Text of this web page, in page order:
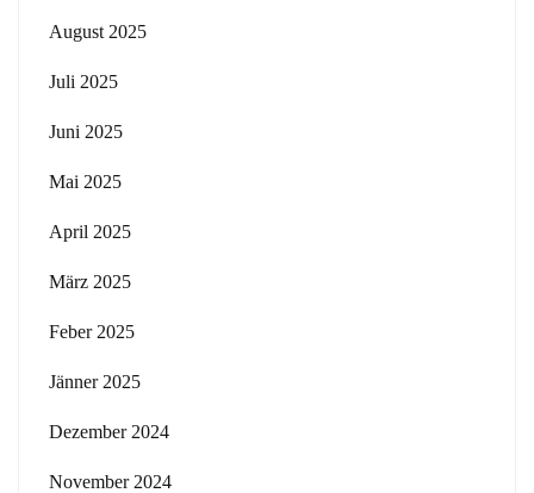
August 2025
Juli 2025
Juni 2025
Mai 2025
April 2025
März 2025
Feber 2025
Jänner 2025
Dezember 2024
November 2024